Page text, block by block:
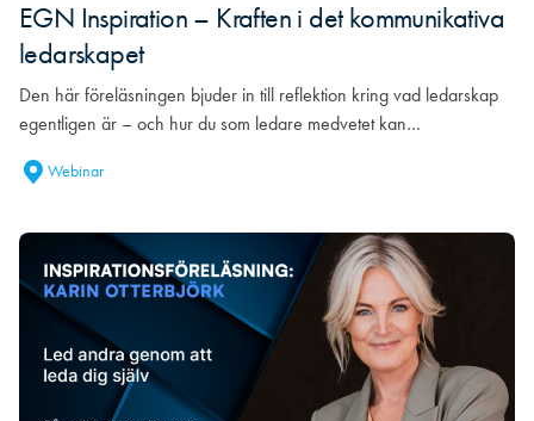
EGN Inspiration – Kraften i det kommunikativa
ledarskapet
Den här föreläsningen bjuder in till reflektion kring vad ledarskap
egentligen är – och hur du som ledare medvetet kan…
Webinar